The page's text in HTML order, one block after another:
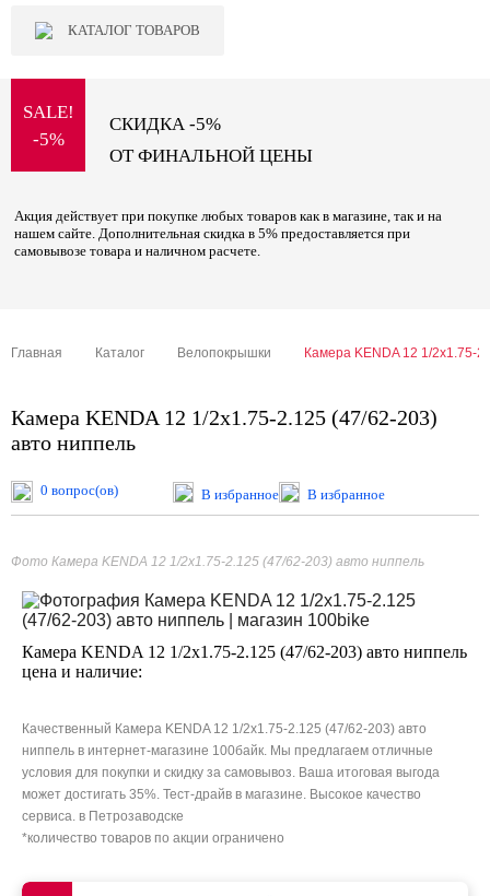
КАТАЛОГ ТОВАРОВ
SALE!
-5%
СКИДКА -5%
ОТ ФИНАЛЬНОЙ ЦЕНЫ
Акция действует при покупке любых товаров как в магазине, так и на
нашем сайте. Дополнительная скидка в 5% предоставляется при
самовывозе товара и наличном расчете.
Главная Каталог Велопокрышки Камера KENDA 12 1/2x1.75-
Камера KENDA 12 1/2x1.75-2.125 (47/62-203)
авто ниппель
0 вопрос(ов) В избранное В избранное
Фото Камера KENDA 12 1/2x1.75-2.125 (47/62-203) авто ниппель
Камера KENDA 12 1/2x1.75-2.125 (47/62-203) авто ниппель
цена и наличие:
Качественный Камера KENDA 12 1/2x1.75-2.125 (47/62-203) авто
ниппель в интернет-магазине 100байк. Мы предлагаем отличные
условия для покупки и скидку за самовывоз. Ваша итоговая выгода
может достигать 35%. Тест-драйв в магазине. Высокое качество
сервиса. в Петрозаводске
*количество товаров по акции ограничено